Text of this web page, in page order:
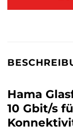
Hama
10 Gbit/s